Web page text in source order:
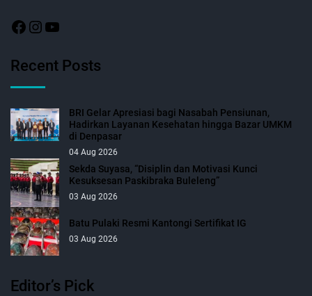
Recent Posts
BRI Gelar Apresiasi bagi Nasabah Pensiunan,
Hadirkan Layanan Kesehatan hingga Bazar UMKM
di Denpasar
04 Aug 2026
Sekda Suyasa, “Disiplin dan Motivasi Kunci
Kesuksesan Paskibraka Buleleng”
03 Aug 2026
Batu Pulaki Resmi Kantongi Sertifikat IG
03 Aug 2026
Editor’s Pick